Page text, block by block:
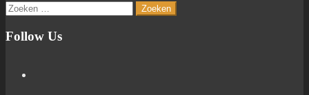
Zoeken
naar:
Follow Us